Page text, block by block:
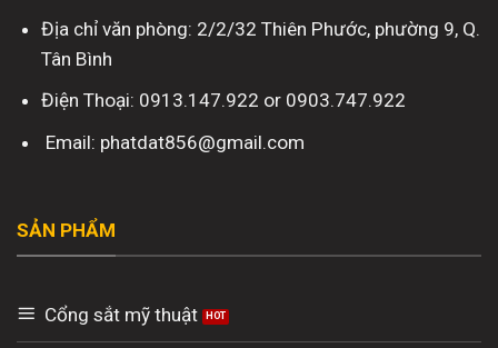
Địa chỉ văn phòng: 2/2/32 Thiên Phước, phường 9, Q.
Tân Bình
Điện Thoại: 0913.147.922 or 0903.747.922
Email: phatdat856@gmail.com
SẢN PHẨM
Cổng sắt mỹ thuật